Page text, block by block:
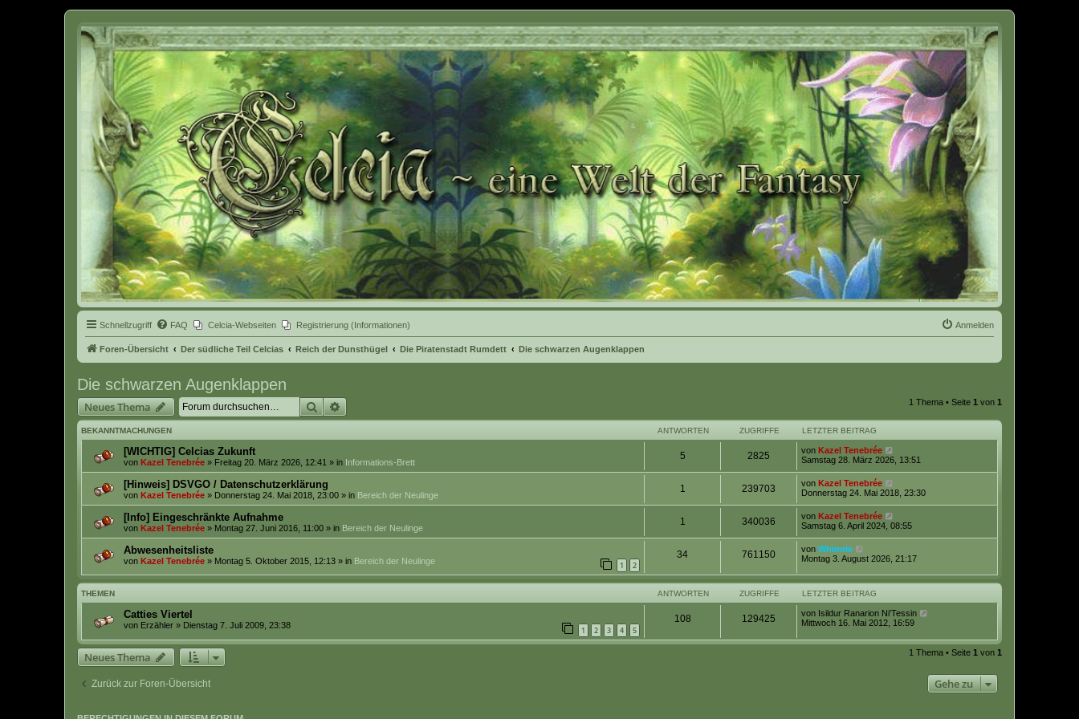
Celcia - eine Welt der Fantasy
Schnellzugriff FAQ Celcia-Webseiten Registrierung (Informationen) Anmelden
Foren-Übersicht Der südliche Teil Celcias Reich der Dunsthügel Die Piratenstadt Rumdett Die schwarzen Augenklappen
Die schwarzen Augenklappen
Neues Thema SucheErweiterte Suche 1 Thema • Seite 1 von 1
BEKANNTMACHUNGEN ANTWORTEN ZUGRIFFE LETZTER BEITRAG
[WICHTIG] Celcias Zukunft
von Kazel Tenebrée » Freitag 20. März 2026, 12:41 » in Informations-Brett
5 2825 von Kazel Tenebrée
Samstag 28. März 2026, 13:51
[Hinweis] DSVGO / Datenschutzerklärung
von Kazel Tenebrée » Donnerstag 24. Mai 2018, 23:00 » in Bereich der Neulinge
1 239703 von Kazel Tenebrée
Donnerstag 24. Mai 2018, 23:30
[Info] Eingeschränkte Aufnahme
von Kazel Tenebrée » Montag 27. Juni 2016, 11:00 » in Bereich der Neulinge
1 340036 von Kazel Tenebrée
Samstag 6. April 2024, 08:55
Abwesenheitsliste
von Kazel Tenebrée » Montag 5. Oktober 2015, 12:13 » in Bereich der Neulinge 1 2
34 761150 von Whimrie
Montag 3. August 2026, 21:17
THEMEN ANTWORTEN ZUGRIFFE LETZTER BEITRAG
Catties Viertel
von Erzähler » Dienstag 7. Juli 2009, 23:38 1 2 3 4 5
108 129425 von Isildur Ranarion Ni'Tessin
Mittwoch 16. Mai 2012, 16:59
Neues Thema 1 Thema • Seite 1 von 1
Zurück zur Foren-Übersicht Gehe zu